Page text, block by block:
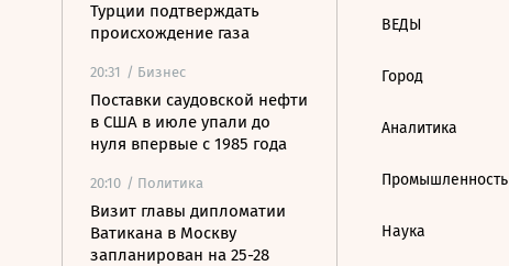
Турции подтверждать
происхождение газа
20:31 / Бизнес
Поставки саудовской нефти
в США в июле упали до
нуля впервые с 1985 года
20:10 / Политика
Визит главы дипломатии
Ватикана в Москву
запланирован на 25-28
ВЕДЫ
Город
Аналитика
Промышленность
Наука